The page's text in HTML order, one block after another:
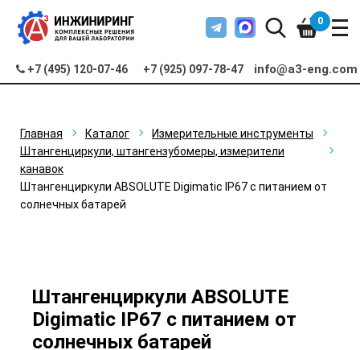
+7 (495) 120-07-46 +7 (925) 097-78-47 info@a3-eng.com
0
Главная Каталог
Измерительные инструменты
Штангенциркули, штангензубомеры, измерители
канавок
Штангенциркули ABSOLUTE Digimatic IP67 с питанием от
солнечных батарей
Штангенциркули ABSOLUTE
Digimatic IP67 с питанием от
солнечных батарей